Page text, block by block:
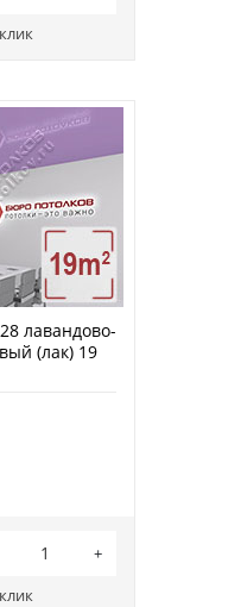
лавандово-
(лак) 19